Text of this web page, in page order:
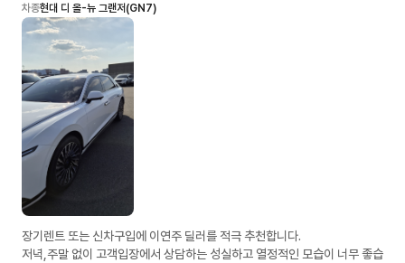
차종현대 디 올-뉴 그랜저(GN7)
장기렌트 또는 신차구입에 이연주 딜러를 적극 추천합니다.
저녁,주말 없이 고객입장에서 상담하는 성실하고 열정적인 모습이 너무 좋습